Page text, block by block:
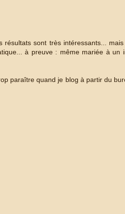
résultats sont très intéressants...
à preuve : même mariée à un
paraître quand je blog à partir du